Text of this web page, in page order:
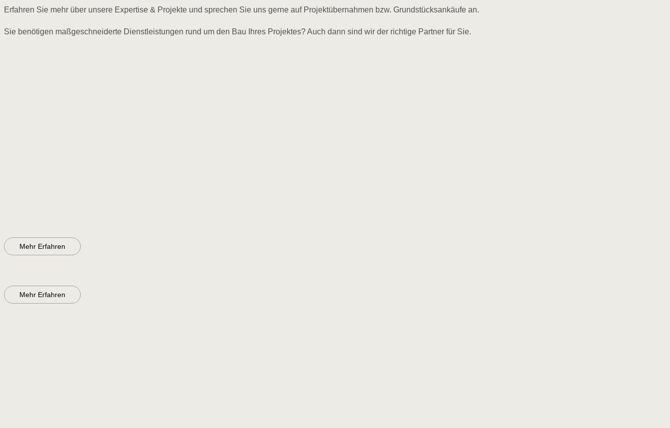
Erfahren Sie mehr über unsere Expertise & Projekte und sprechen Sie uns gerne auf Projektübernahmen bzw. Grundstücksankäufe an.
Sie benötigen maßgeschneiderte Dienstleistungen rund um den Bau Ihres Projektes? Auch dann sind wir der richtige Partner für Sie.
Mehr Erfahren
Mehr Erfahren